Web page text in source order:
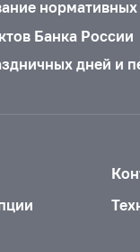
нормативных
Банка России
дней и